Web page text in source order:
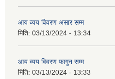
आय व्यय विवरण असार सम्म
मिति: 03/13/2024 - 13:34
आय व्यय विवरण फागुन सम्म
मिति: 03/13/2024 - 13:33